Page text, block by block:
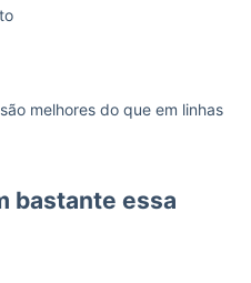
melhores do que em linhas
bastante essa